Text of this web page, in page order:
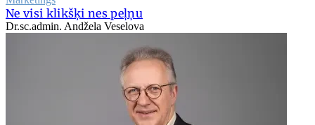
Ne visi klikšķi nes peļņu
Dr.sc.admin. Andžela Veselova